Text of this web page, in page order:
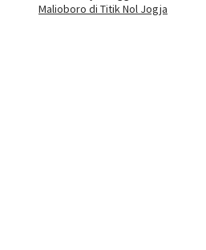
Malioboro di Titik Nol Jogja